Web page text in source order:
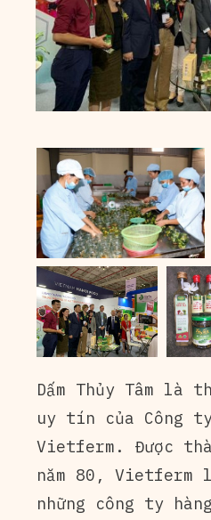
Dấm Thủy Tâm là
uy tín của Công ty
Vietferm. Được
năm 80, Vietferm
những công ty